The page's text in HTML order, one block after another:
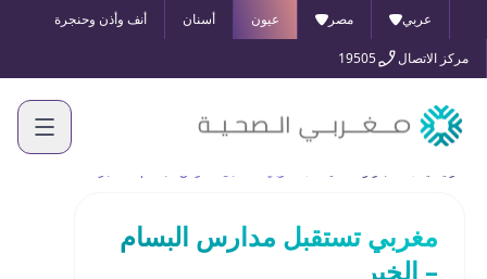
عربي مصر عيون أسنان أنف وأذن وحنجرة
مركز الاتصال 19505
مغربي تستقبل مدارس البسام
– الخبر